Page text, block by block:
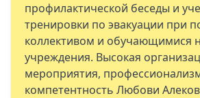
профилактической беседы и
тренировки по эвакуации при
коллективом и обучающимися
учреждения. Высокая
мероприятия,
компетентность Любови